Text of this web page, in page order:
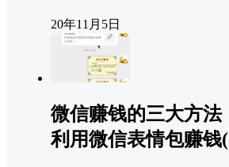
20年11月5日
微信赚钱的三大方法
利用微信表情包赚钱